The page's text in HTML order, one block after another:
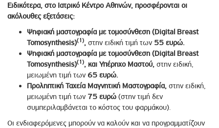
Ειδικότερα, στο Ιατρικό Κέντρο Αθηνών, προσφέρονται οι
ακόλουθες εξετάσεις:
Ψηφιακή μαστογραφία με τομοσύνθεση (Digital Breast
Tomosynthesis)(1), στην ειδική τιμή των 55 ευρώ.
Ψηφιακή μαστογραφία με τομοσύνθεση (Digital Breast
Tomosynthesis)(1), και Υπέρηχο Μαστού, στην ειδική,
μειωμένη τιμή των 65 ευρώ.
Προληπτική Ταχεία Μαγνητική Μαστογραφία, στην ειδική,
μειωμένη τιμή των 75 ευρώ (στην τιμή δεν
συμπεριλαμβάνεται το κόστος του φαρμάκου).
Οι ενδιαφερόμενες μπορούν να καλούν και να προγραμματίζουν